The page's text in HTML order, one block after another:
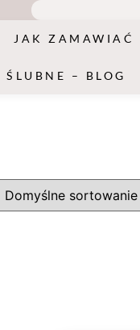
JAK ZAMAWIAĆ
– BLOG